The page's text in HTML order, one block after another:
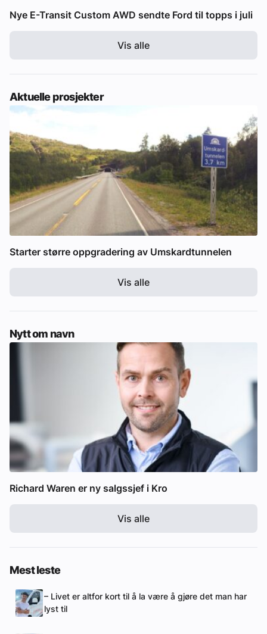
Nye E-Transit Custom AWD sendte Ford til topps i juli
Vis alle
Aktuelle prosjekter
Starter større oppgradering av Umskardtunnelen
Vis alle
Nytt om navn
Richard Waren er ny salgssjef i Kro
Vis alle
Mest leste
– Livet er altfor kort til å la være å gjøre det man har
lyst til